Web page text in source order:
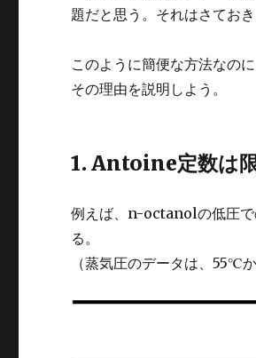
題だと思う。それはさておき
このように簡便な方法なの
その理由を説明しよう。
1. Antoine定数は
例えば、n-octanolの低圧
る。
（蒸気圧のデータは、55℃